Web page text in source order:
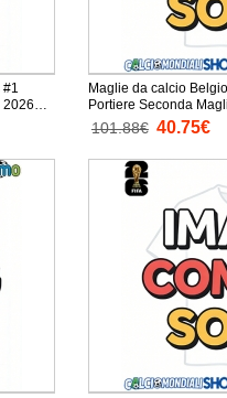
#1
2026
Maglie da calcio
Portiere Seconda
Manica Corta +
101.88€ 40.75€